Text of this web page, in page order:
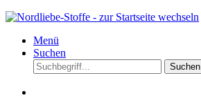
Menü
Suchen
Suchen